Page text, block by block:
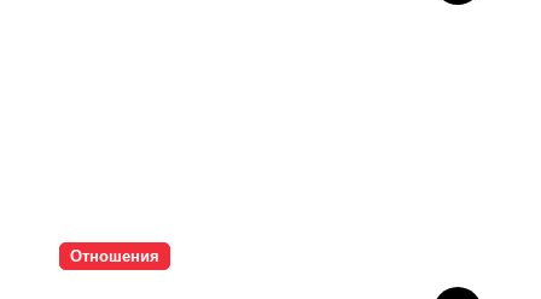
Отношения